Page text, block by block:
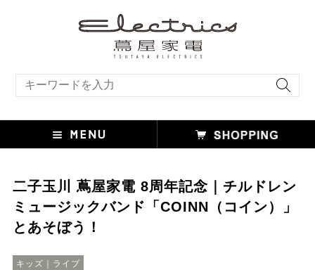
二子玉川 蔦屋家電 8周年記念｜チルドレン
ミュージックバンド「COINN（コイン）」
とあそぼう！
キッズ｜ライブ